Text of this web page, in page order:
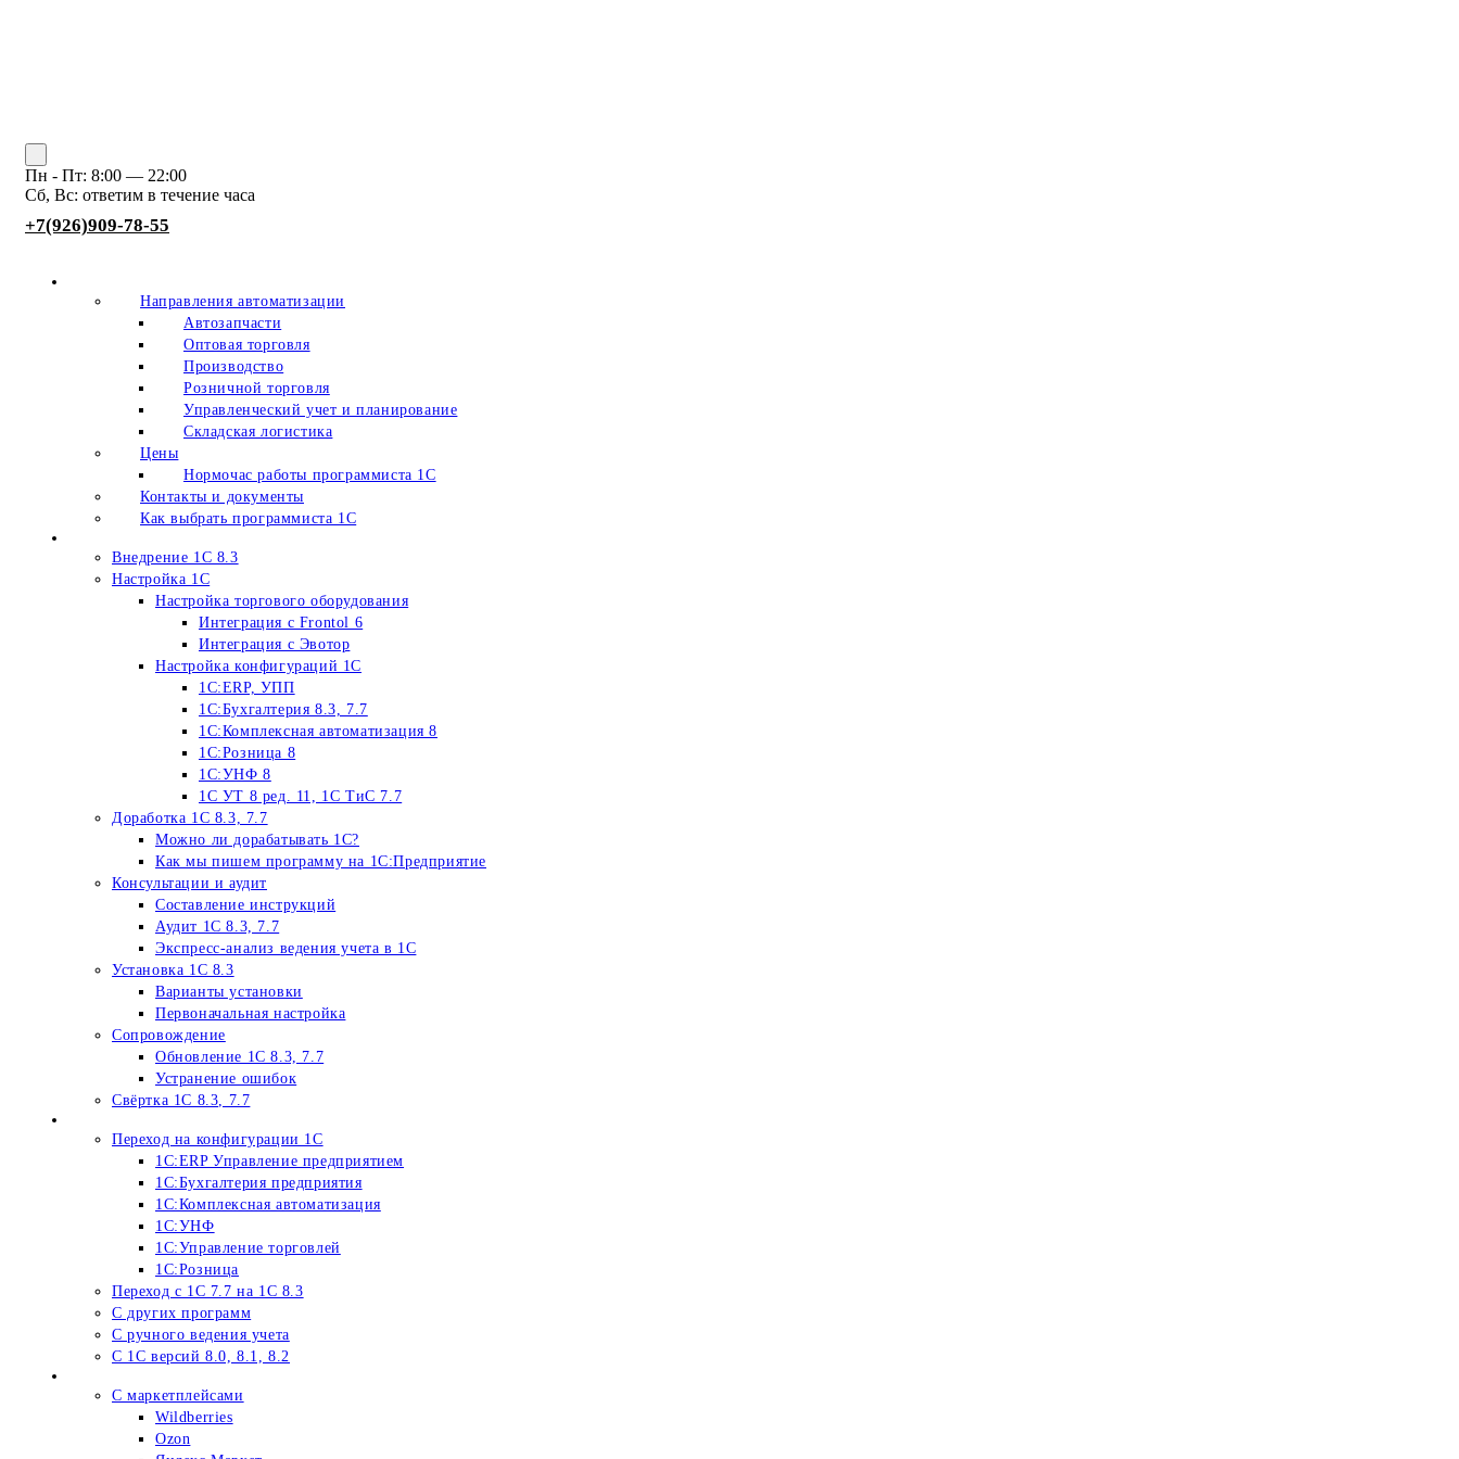
Пн - Пт: 8:00 — 22:00
Сб, Вс: ответим в течение часа
+7(926)909-78-55
Направления автоматизации
Автозапчасти
Оптовая торговля
Производство
Розничной торговля
Управленческий учет и планирование
Складская логистика
Цены
Нормочас работы программиста 1С
Контакты и документы
Как выбрать программиста 1С
Внедрение 1С 8.3
Настройка 1С
Настройка торгового оборудования
Интеграция c Frontol 6
Интеграция с Эвотор
Настройка конфигураций 1С
1С:ERP, УПП
1С:Бухгалтерия 8.3, 7.7
1С:Комплексная автоматизация 8
1С:Розница 8
1С:УНФ 8
1С УТ 8 ред. 11, 1С ТиС 7.7
Доработка 1С 8.3, 7.7
Можно ли дорабатывать 1С?
Как мы пишем программу на 1С:Предприятие
Консультации и аудит
Составление инструкций
Аудит 1С 8.3, 7.7
Экспресс-анализ ведения учета в 1С
Установка 1С 8.3
Варианты установки
Первоначальная настройка
Сопровождение
Обновление 1С 8.3, 7.7
Устранение ошибок
Свёртка 1С 8.3, 7.7
Переход на конфигурации 1С
1С:ERP Управление предприятием
1С:Бухгалтерия предприятия
1С:Комплексная автоматизация
1С:УНФ
1С:Управление торговлей
1С:Розница
Переход c 1C 7.7 на 1С 8.3
С других программ
С ручного ведения учета
С 1С версий 8.0, 8.1, 8.2
С маркетплейсами
Wildberries
Ozon